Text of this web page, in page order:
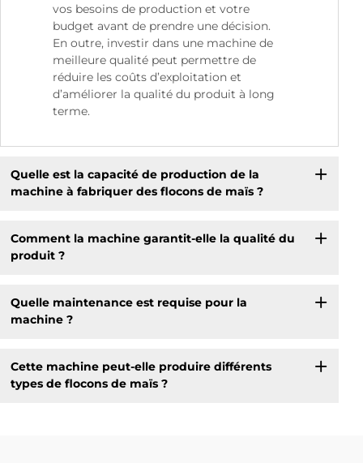
vos besoins de production et votre
budget avant de prendre une décision.
En outre, investir dans une machine de
meilleure qualité peut permettre de
réduire les coûts d’exploitation et
d’améliorer la qualité du produit à long
terme.
Quelle est la capacité de production de la
machine à fabriquer des flocons de maïs ?
Comment la machine garantit-elle la qualité du
produit ?
Quelle maintenance est requise pour la
machine ?
Cette machine peut-elle produire différents
types de flocons de maïs ?